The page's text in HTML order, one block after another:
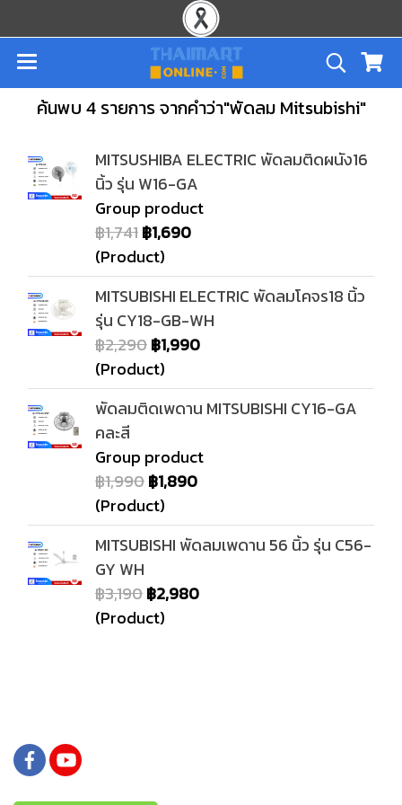
ค้นพบ 4 รายการ จากคำว่า"พัดลม Mitsubishi"
MITSUSHIBA ELECTRIC พัดลมติดผนัง16
นิ้ว รุ่น W16-GA
Group product
฿1,741฿1,690
(Product)
MITSUBISHI ELECTRIC พัดลมโคจร18 นิ้ว
รุ่น CY18-GB-WH
฿2,290฿1,990
(Product)
พัดลมติดเพดาน MITSUBISHI CY16-GA
คละสี
Group product
฿1,990฿1,890
(Product)
MITSUBISHI พัดลมเพดาน 56 นิ้ว รุ่น C56-
GY WH
฿3,190฿2,980
(Product)